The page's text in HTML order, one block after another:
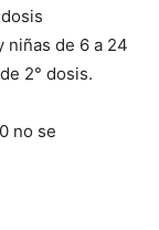
niñas de 6 a 24
2° dosis.
no se